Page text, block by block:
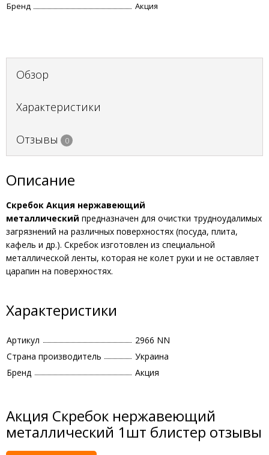
Бренд
Акция
Обзор
Характеристики
Отзывы 0
Описание
Скребок Акция нержавеющий
металлический предназначен для очистки трудноудалимых
загрязнений на различных поверхностях (посуда, плита,
кафель и др.). Скребок изготовлен из специальной
металлической ленты, которая не колет руки и не оставляет
царапин на поверхностях.
Характеристики
Артикул
2966 NN
Страна производитель
Украина
Бренд
Акция
Акция Скребок нержавеющий
металлический 1шт блистер отзывы